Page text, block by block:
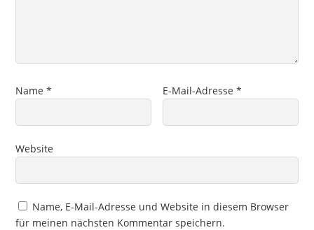
Name* E-Mail-Adresse*
Website
Name, E-Mail-Adresse und Website in diesem Browser
für meinen nächsten Kommentar speichern.